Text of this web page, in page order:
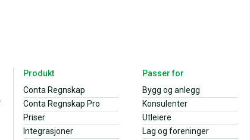
Produkt
Conta Regnskap
Conta Regnskap Pro
Priser
Integrasjoner
Passer for
Bygg og anlegg
Konsulenter
Utleiere
Lag og foreninger